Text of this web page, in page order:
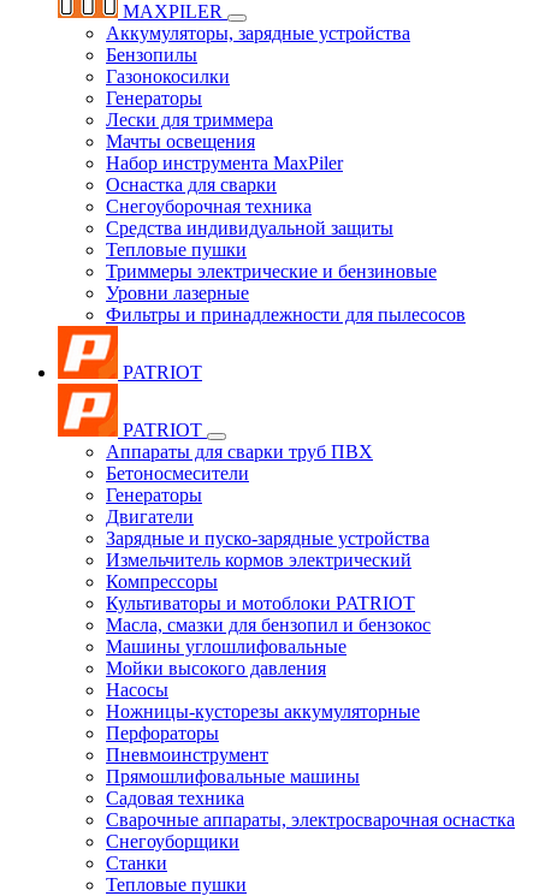
MAXPILER
Аккумуляторы, зарядные устройства
Бензопилы
Газонокосилки
Генераторы
Лески для триммера
Мачты освещения
Набор инструмента MaxPiler
Оснастка для сварки
Снегоуборочная техника
Средства индивидуальной защиты
Тепловые пушки
Триммеры электрические и бензиновые
Уровни лазерные
Фильтры и принадлежности для пылесосов
PATRIOT
PATRIOT
Аппараты для сварки труб ПВХ
Бетоносмесители
Генераторы
Двигатели
Зарядные и пуско-зарядные устройства
Измельчитель кормов электрический
Компрессоры
Культиваторы и мотоблоки PATRIOT
Масла, смазки для бензопил и бензокос
Машины углошлифовальные
Мойки высокого давления
Насосы
Ножницы-кусторезы аккумуляторные
Перфораторы
Пневмоинструмент
Прямошлифовальные машины
Садовая техника
Сварочные аппараты, электросварочная оснастка
Снегоуборщики
Станки
Тепловые пушки